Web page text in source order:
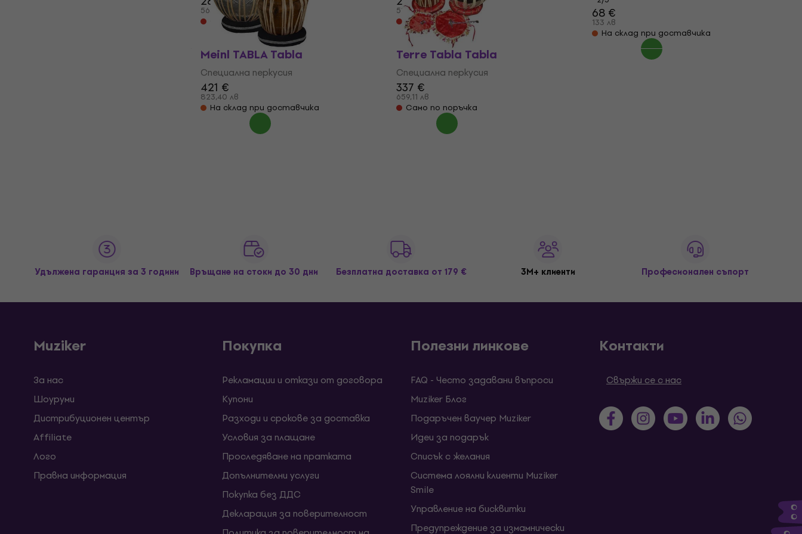
563,28 лв 291 €
Само по поръчка
510,47 лв
Само по поръчка
68 €
133 лв
На склад при доставчика
Meinl TABLA Tabla
Специална перкусия
421 €
823,40 лв
На склад при доставчика
Terre Tabla Tabla
Специална перкусия
337 €
659,11 лв
Само по поръчка
Удължена гаранция за 3 години Връщане на стоки до 30 дни Безплатна доставка от 179 € 3M+ клиенти Професионален съпорт
Muziker
За нас
Шоуруми
Дистрибуционен център
Affiliate
Лого
Правна информация
Покупка
Рекламации и откази от договора
Kупони
Разходи и срокове за доставка
Условия за плащане
Проследяване на пратката
Допълнителни услуги
Покупка без ДДС
Декларация за поверителност
Полезни линкове
FAQ - Често задавани въпроси
Muziker Блог
Подаръчен ваучер Muziker
Идеи за подарък
Списък с желания
Система лоялни клиенти Muziker
Smile
Управление на бисквитки
Предупреждение за измамнически
Контакти
Свържи се с нас